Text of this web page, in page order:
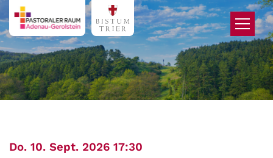
Zum Inhalt springen
Do. 10. Sept. 2026 17:30